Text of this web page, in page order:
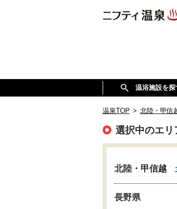
温浴施設を探
温泉TOP > 北陸・甲信
選択中のエリ
北陸・甲信越
長野県